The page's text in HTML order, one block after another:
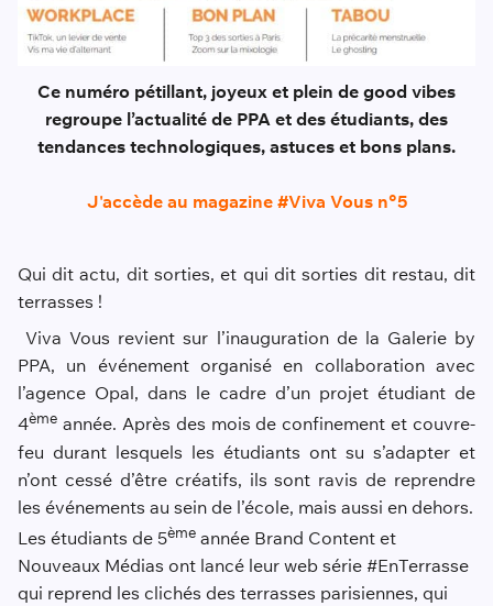
Ce numéro pétillant, joyeux et plein de good vibes
regroupe l’actualité de PPA et des étudiants, des
tendances technologiques, astuces et bons plans.
J'accède au magazine #Viva Vous n°5
Qui dit actu, dit sorties, et qui dit sorties dit restau, dit
terrasses !
Viva Vous revient sur l’inauguration de la Galerie by
PPA, un événement organisé en collaboration avec
l’agence Opal, dans le cadre d’un projet étudiant de
4èmeannée. Après des mois de confinement et couvre-
feu durant lesquels les étudiants ont su s’adapter et
n’ont cessé d’être créatifs, ils sont ravis de reprendre
les événements au sein de l’école, mais aussi en dehors.
Les étudiants de 5èmeannée Brand Content et
Nouveaux Médias ont lancé leur web série #EnTerrasse
qui reprend les clichés des terrasses parisiennes, qui